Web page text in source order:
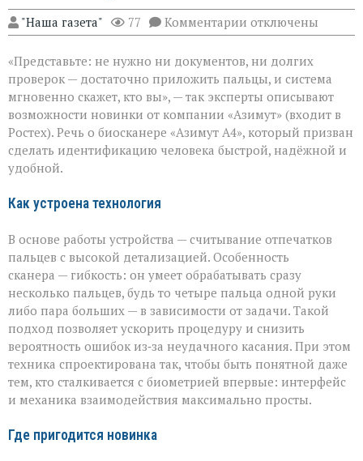
"Наша газета" 77 Комментарии к
записи
личность
подтвердят
за
секунды»:
новый
биосканер
от
«Азимута»
отключены
«Представьте: не нужно ни документов, ни долгих
проверок — достаточно приложить пальцы, и система
мгновенно скажет, кто вы», — так эксперты описывают
возможности новинки от компании «Азимут» (входит в
Ростех). Речь о биосканере «Азимут А4», который призван
сделать идентификацию человека быстрой, надёжной и
удобной.
Как устроена технология
В основе работы устройства — считывание отпечатков
пальцев с высокой детализацией. Особенность
сканера — гибкость: он умеет обрабатывать сразу
несколько пальцев, будь то четыре пальца одной руки
либо пара больших — в зависимости от задачи. Такой
подход позволяет ускорить процедуру и снизить
вероятность ошибок из‑за неудачного касания. При этом
техника спроектирована так, чтобы быть понятной даже
тем, кто сталкивается с биометрией впервые: интерфейс
и механика взаимодействия максимально просты.
Где пригодится новинка